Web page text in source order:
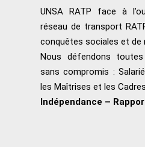
UNSA RATP face à
réseau de transport
conquêtes sociales et de
Nous défendons
sans compromis :
les Maîtrises et les
Indépendance –